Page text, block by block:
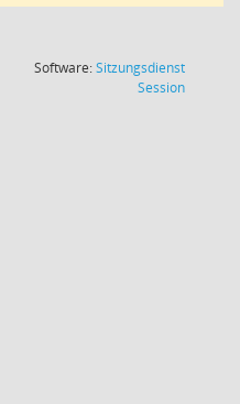
Software:Sitzungsdienst
Session(Wird in